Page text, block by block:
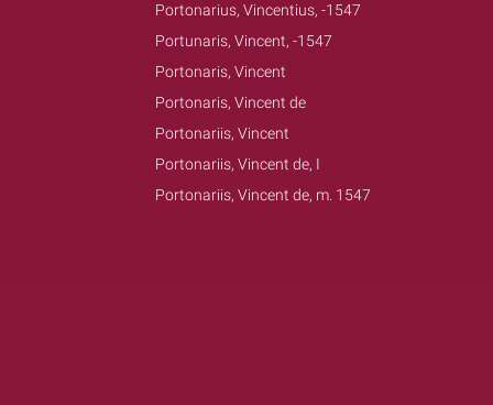
Portonarius, Vincentius, -1547
Portunaris, Vincent, -1547
Portonaris, Vincent
Portonaris, Vincent de
Portonariis, Vincent
Portonariis, Vincent de, I
Portonariis, Vincent de, m. 1547